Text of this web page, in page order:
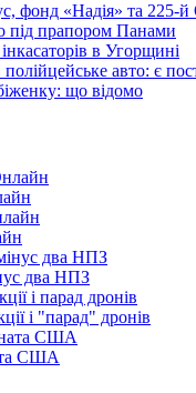
фонд «Надія» та
під прапором Панами
в Угорщині
авто: є
що відомо
два НПЗ
і "парад" дронів
США